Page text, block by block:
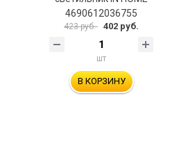
4690612036755
423 руб. 402 руб.
шт
В КОРЗИНУ